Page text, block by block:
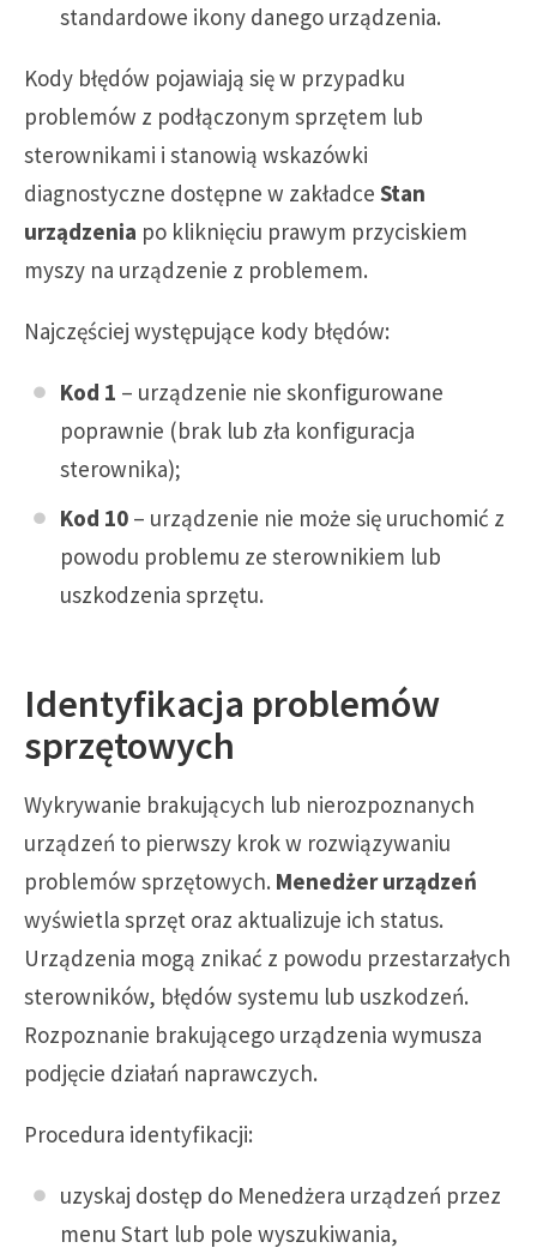
standardowe ikony danego urządzenia.
Kody błędów pojawiają się w przypadku
problemów z podłączonym sprzętem lub
sterownikami i stanowią wskazówki
diagnostyczne dostępne w zakładce Stan
urządzenia po kliknięciu prawym przyciskiem
myszy na urządzenie z problemem.
Najczęściej występujące kody błędów:
Kod 1 – urządzenie nie skonfigurowane
poprawnie (brak lub zła konfiguracja
sterownika);
Kod 10 – urządzenie nie może się uruchomić z
powodu problemu ze sterownikiem lub
uszkodzenia sprzętu.
Identyfikacja problemów
sprzętowych
Wykrywanie brakujących lub nierozpoznanych
urządzeń to pierwszy krok w rozwiązywaniu
problemów sprzętowych. Menedżer urządzeń
wyświetla sprzęt oraz aktualizuje ich status.
Urządzenia mogą znikać z powodu przestarzałych
sterowników, błędów systemu lub uszkodzeń.
Rozpoznanie brakującego urządzenia wymusza
podjęcie działań naprawczych.
Procedura identyfikacji:
uzyskaj dostęp do Menedżera urządzeń przez
menu Start lub pole wyszukiwania,